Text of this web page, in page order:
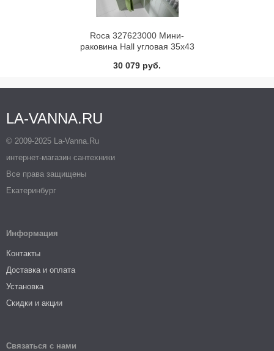
Roca 327623000 Мини-
раковина Hall угловая 35x43
30 079 руб.
LA-VANNA.RU
© 2009-2025 La-Vanna.Ru
интернет-магазин сантехники
Все права защищены
Екатеринбург
Информация
Контакты
Доставка и оплата
Установка
Скидки и акции
Связаться с нами